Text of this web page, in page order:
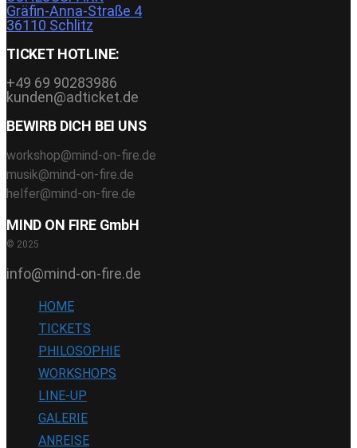
Gräfin-Anna-Straße 4
36110 Schlitz
TICKET HOTLINE:
+49 69 90283986
kunden@adticket.de
BEWIRB DICH BEI UNS
workshop@mind-on-fire.de
musik@mind-on-fire.de
helfer@mind-on-fire.de
MIND ON FIRE GmbH
© 2025
info@mind-on-fire.de
HOME
TICKETS
PHILOSOPHIE
WORKSHOPS
LINE-UP
GALERIE
ANREISE